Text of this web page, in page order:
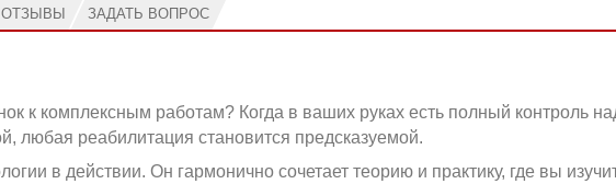
ОТЗЫВЫ ЗАДАТЬ ВОПРОС
к комплексным работам? Когда в ваших руках есть полный контроль
любая реабилитация становится предсказуемой.
в действии. Он гармонично сочетает теорию и практику, где вы